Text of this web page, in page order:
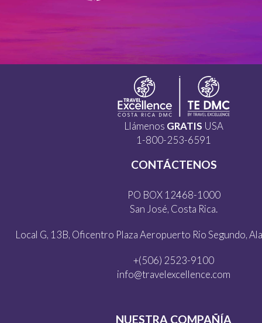
Llámenos GRATIS USA
1-800-253-6591
CONTÁCTENOS
PO BOX 12468-1000
San José, Costa Rica.
Local G, 13B, Oficentro Plaza Aeropuerto Rio Segundo,
+(506) 2523-9100
info@travelexcellence.com
NUESTRA COMPAÑÍA